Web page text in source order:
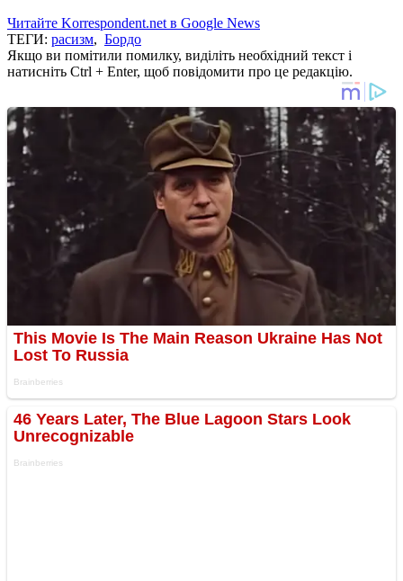
Читайте Korrespondent.net в Google News
ТЕГИ: расизм, Бордо
Якщо ви помітили помилку, виділіть необхідний текст і
натисніть Ctrl + Enter, щоб повідомити про це редакцію.